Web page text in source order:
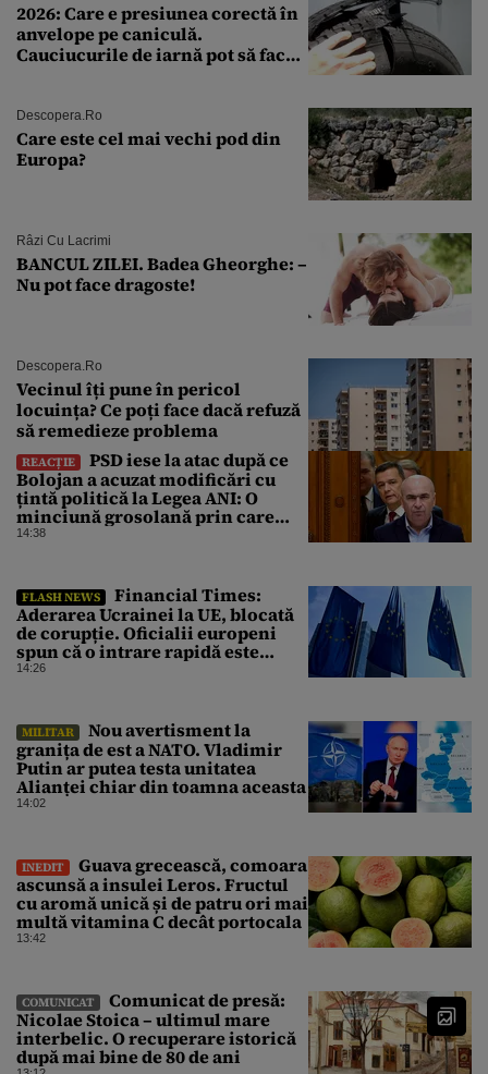
2026: Care e presiunea corectă în
anvelope pe caniculă.
Cauciucurile de iarnă pot să facă
Descopera.ro
Care este cel mai vechi pod din
Europa?
Râzi Cu Lacrimi
BANCUL ZILEI. Badea Gheorghe: –
Nu pot face dragoste!
Descopera.ro
Vecinul îți pune în pericol
locuința? Ce poți face dacă refuză
să remedieze problema
REACȚIE
PSD iese la atac după ce
Bolojan a acuzat modificări cu
țintă politică la Legea ANI: O
minciună grosolană prin care
încearcă să acopere culpa PNL-
14:38
FLASH NEWS
Financial Times:
Aderarea Ucrainei la UE, blocată
de corupție. Oficialii europeni
spun că o intrare rapidă este
imposibilă
14:26
MILITAR
Nou avertisment la
granița de est a NATO. Vladimir
Putin ar putea testa unitatea
Alianței chiar din toamna aceasta
14:02
INEDIT
Guava grecească, comoara
ascunsă a insulei Leros. Fructul
cu aromă unică și de patru ori mai
multă vitamina C decât portocala
13:42
COMUNICAT
Comunicat de presă:
Nicolae Stoica – ultimul mare
interbelic. O recuperare istorică
după mai bine de 80 de ani